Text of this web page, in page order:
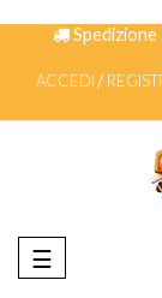
Spedizione
ACCEDI
navigazione
Toggle
☰